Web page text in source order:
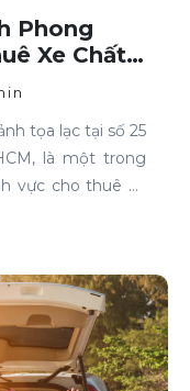
Phong
Xe Chất
tọa lạc tại số 25
là một trong
vực cho thuê xe